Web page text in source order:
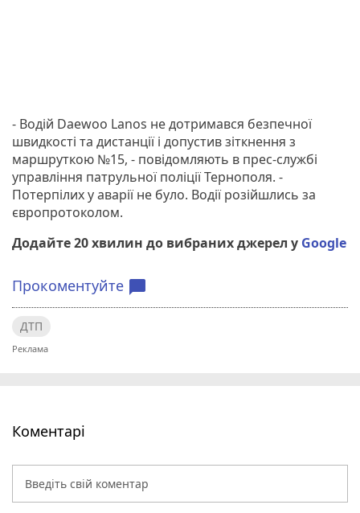
- Водій Daewoo Lanos не дотримався безпечної
швидкості та дистанції і допустив зіткнення з
маршруткою №15, - повідомляють в прес-службі
управління патрульної поліції Тернополя. -
Потерпілих у аварії не було. Водії розійшлись за
європротоколом.
Додайте 20 хвилин до вибраних джерел у Google
Прокоментуйте chat_bubble
ДТП
Коментарі